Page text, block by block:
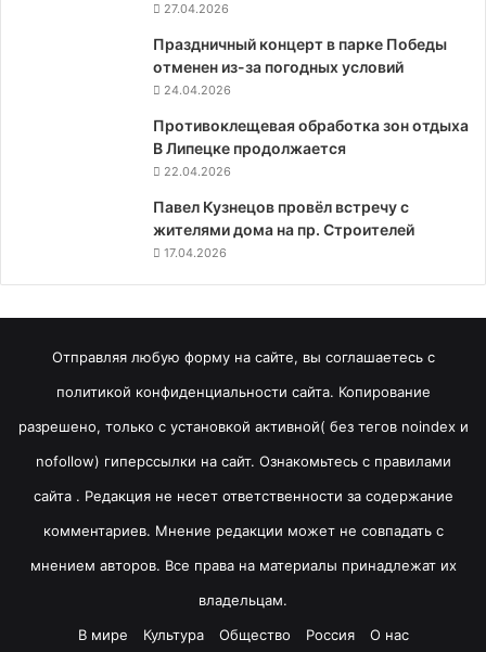
27.04.2026
Праздничный концерт в парке Победы
отменен из-за погодных условий
24.04.2026
Противоклещевая обработка зон отдыха
В Липецке продолжается
22.04.2026
Павел Кузнецов провёл встречу с
жителями дома на пр. Строителей
17.04.2026
Отправляя любую форму на сайте, вы соглашаетесь с
политикой конфиденциальности сайта. Копирование
разрешено, только с установкой активной( без тегов noindex и
nofollow) гиперссылки на сайт. Ознакомьтесь с правилами
сайта . Редакция не несет ответственности за содержание
комментариев. Мнение редакции может не совпадать с
мнением авторов. Все права на материалы принадлежат их
владельцам.
В мире
Культура Общество Россия О нас